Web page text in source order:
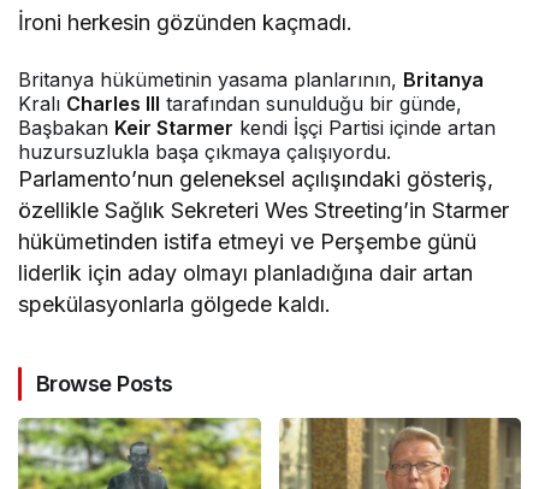
İroni herkesin gözünden kaçmadı.
Britanya hükümetinin yasama planlarının, Britanya
Kralı Charles III tarafından sunulduğu bir günde,
Başbakan Keir Starmer kendi İşçi Partisi içinde artan
huzursuzlukla başa çıkmaya çalışıyordu.
Parlamento’nun geleneksel açılışındaki gösteriş,
özellikle Sağlık Sekreteri Wes Streeting’in Starmer
hükümetinden istifa etmeyi ve Perşembe günü
liderlik için aday olmayı planladığına dair artan
spekülasyonlarla gölgede kaldı.
Browse Posts